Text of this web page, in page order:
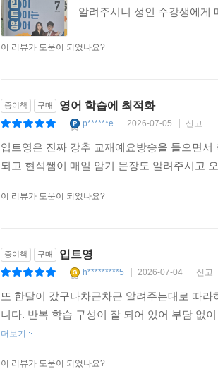
알려주시니 성인 수강생에게
이 리뷰가 도움이 되었나요?
종이책 구매 영어 학습에 최적화
p******e 2026-07-05 신고
입트영은 진짜 강추 교재예요방송을 들으면
되고 현석쌤이 매일 암기 문장도 알려주시고
이 리뷰가 도움이 되었나요?
종이책 구매 입트영
h*********5 2026-07-04 신고
또 한달이 갔구나차근차근 알려주는대로 따
니다. 반복 학습 구성이 잘 되어 있어 부담 없
더보기
이 리뷰가 도움이 되었나요?